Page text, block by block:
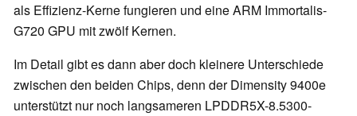
als Effizienz-Kerne fungieren und eine ARM Immortalis-
G720 GPU mit zwölf Kernen.
Im Detail gibt es dann aber doch kleinere Unterschiede
zwischen den beiden Chips, denn der Dimensity 9400e
unterstützt nur noch langsameren LPDDR5X-8.5300-